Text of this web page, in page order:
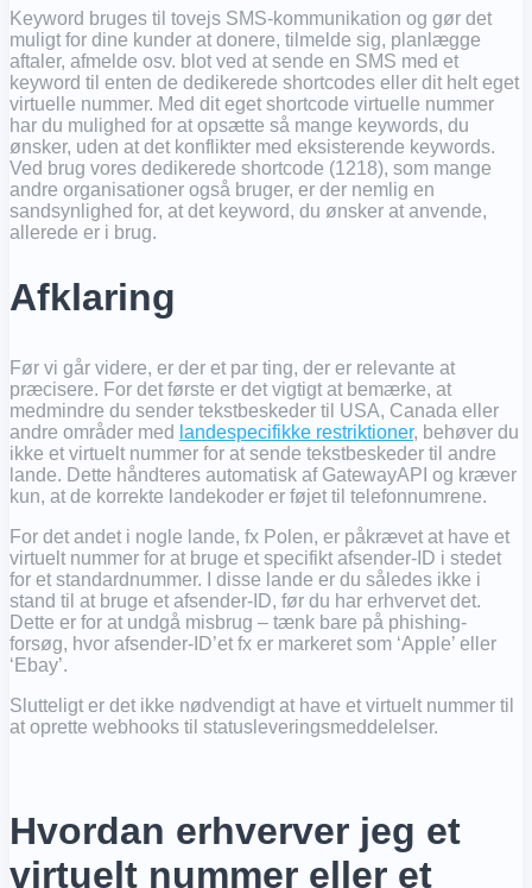
Keyword bruges til tovejs SMS-kommunikation og gør det
muligt for dine kunder at donere, tilmelde sig, planlægge
aftaler, afmelde osv. blot ved at sende en SMS med et
keyword til enten de dedikerede shortcodes eller dit helt eget
virtuelle nummer. Med dit eget shortcode virtuelle nummer
har du mulighed for at opsætte så mange keywords, du
ønsker, uden at det konflikter med eksisterende keywords.
Ved brug vores dedikerede shortcode (1218), som mange
andre organisationer også bruger, er der nemlig en
sandsynlighed for, at det keyword, du ønsker at anvende,
allerede er i brug.
Afklaring
Før vi går videre, er der et par ting, der er relevante at
præcisere. For det første er det vigtigt at bemærke, at
medmindre du sender tekstbeskeder til USA, Canada eller
andre områder med landespecifikke restriktioner, behøver du
ikke et virtuelt nummer for at sende tekstbeskeder til andre
lande. Dette håndteres automatisk af GatewayAPI og kræver
kun, at de korrekte landekoder er føjet til telefonnumrene.
For det andet i nogle lande, fx Polen, er påkrævet at have et
virtuelt nummer for at bruge et specifikt afsender-ID i stedet
for et standardnummer. I disse lande er du således ikke i
stand til at bruge et afsender-ID, før du har erhvervet det.
Dette er for at undgå misbrug – tænk bare på phishing-
forsøg, hvor afsender-ID’et fx er markeret som ‘Apple’ eller
‘Ebay’.
Slutteligt er det ikke nødvendigt at have et virtuelt nummer til
at oprette webhooks til statusleveringsmeddelelser.
Hvordan erhverver jeg et
virtuelt nummer eller et